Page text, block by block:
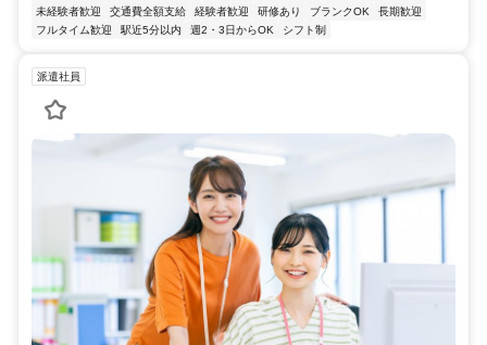
未経験者歓迎
交通費全額支給 経験者歓迎 研修あり ブランクOK
長期歓迎
フルタイム歓迎
駅近5分以内 週2・3日からOK シフト制
派遣社員